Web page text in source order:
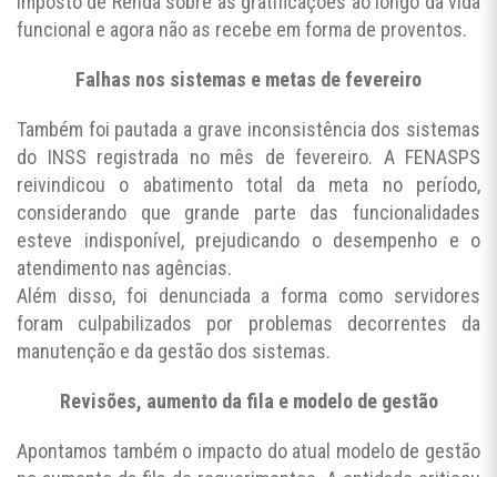
funcional e agora não as recebe em forma de proventos.
Falhas nos sistemas e metas de fevereiro
Também foi pautada a grave inconsistência dos sistemas
do INSS registrada no mês de fevereiro. A FENASPS
reivindicou o abatimento total da meta no período,
considerando que grande parte das funcionalidades
esteve indisponível, prejudicando o desempenho e o
atendimento nas agências.
Além disso, foi denunciada a forma como servidores
foram culpabilizados por problemas decorrentes da
manutenção e da gestão dos sistemas.
Revisões, aumento da fila e modelo de gestão
Apontamos também o impacto do atual modelo de gestão